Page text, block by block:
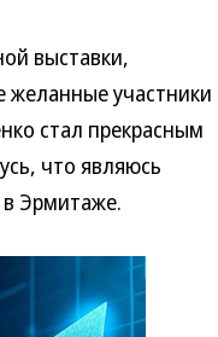
выставки,
желанные участники
стал прекрасным
что являюсь
Эрмитаже.